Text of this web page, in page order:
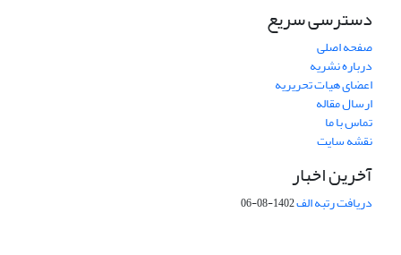
دسترسی سریع
صفحه اصلی
درباره نشریه
اعضای هیات تحریریه
ارسال مقاله
تماس با ما
نقشه سایت
آخرین اخبار
دریافت رتبه الف1402-08-06